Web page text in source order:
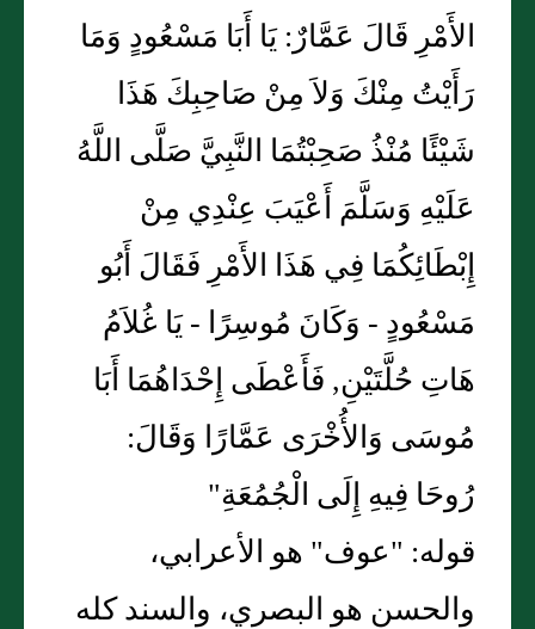
الأَمْرِ قَالَ عَمَّارٌ: يَا أَبَا مَسْعُودٍ وَمَا
رَأَيْتُ مِنْكَ وَلاَ مِنْ صَاحِبِكَ هَذَا
شَيْئًا مُنْذُ صَحِبْتُمَا النَّبِيَّ صَلَّى اللَّهُ
عَلَيْهِ وَسَلَّمَ أَعْيَبَ عِنْدِي مِنْ
إِبْطَائِكُمَا فِي هَذَا الأَمْرِ فَقَالَ أَبُو
مَسْعُودٍ - وَكَانَ مُوسِرًا - يَا غُلاَمُ
هَاتِ حُلَّتَيْنِ, فَأَعْطَى إِحْدَاهُمَا أَبَا
مُوسَى وَالأُخْرَى عَمَّارًا وَقَالَ:
رُوحَا فِيهِ إِلَى الْجُمُعَةِ"
قوله: "عوف" هو الأعرابي،
والحسن هو البصري، والسند كله